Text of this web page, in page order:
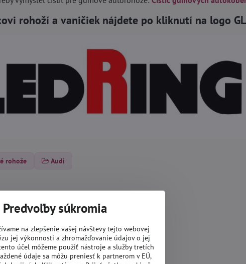
rohoží a vaničiek nájdete po kliknutí na logo
rohože Audi
tieto produkty
Predvoľby súkromia
na zlepšenie vašej návštevy tejto webovej
jej výkonnosti a zhromažďovanie údajov o jej
účel môžeme použiť nástroje a služby tretích
údaje sa môžu preniesť k partnerom v EÚ,